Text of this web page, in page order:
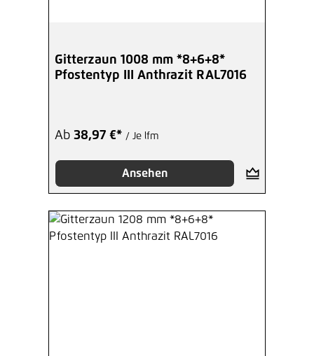
Gitterzaun 1008 mm *8+6+8*
Pfostentyp III Anthrazit RAL7016
Ab 38,97 €* / Je lfm
Ansehen